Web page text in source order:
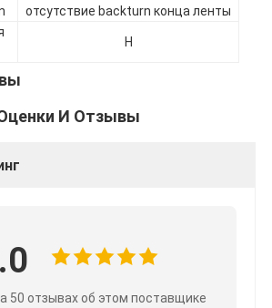
фабрики
изоляции
лента изоляции
стеклянной ткани
отсутствие backturn конца ленты
H
И Отзывы
50 отзывах об этом поставщике